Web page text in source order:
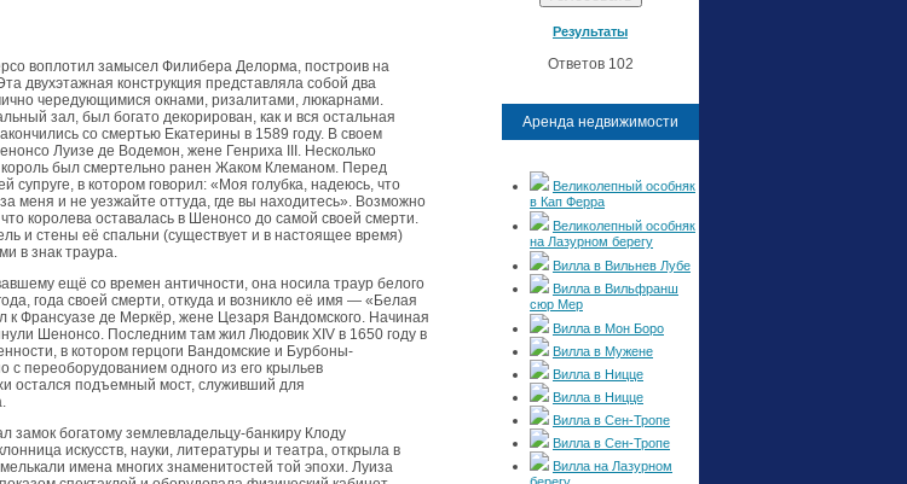
воплотил замысел Филибера Делорма, построив на
двухэтажная конструкция представляла собой два
чередующимися окнами, ризалитами, люкарнами.
зал, был богато декорирован, как и вся остальная
со смертью Екатерины в 1589 году. В своем
Луизе де Водемон, жене Генриха III. Несколько
король был смертельно ранен Жаком Клеманом. Перед
супруге, в котором говорил: «Моя голубка, надеюсь, что
меня и не уезжайте оттуда, где вы находитесь». Возможно
королева оставалась в Шенонсо до самой своей смерти.
и стены её спальни (существует и в настоящее время)
в знак траура.
ещё со времен античности, она носила траур белого
года своей смерти, откуда и возникло её имя — «Белая
к Франсуазе де Меркёр, жене Цезаря Вандомского. Начиная
Шенонсо. Последним там жил Людовик XIV в 1650 году в
в котором герцоги Вандомские и Бурбоны-
с переоборудованием одного из его крыльев
остался подъемный мост, служивший для
замок богатому землевладельцу-банкиру Клоду
искусств, науки, литературы и театра, открыла в
имена многих знаменитостей той эпохи. Луиза
Результаты
Ответов 102
Аренда недвижимости
Великолепный особняк
в Кап Ферра
Великолепный особняк
на Лазурном берегу
Вилла в Вильнев Лубе
Вилла в Вильфранш
сюр Мер
Вилла в Мон Боро
Вилла в Мужене
Вилла в Ницце
Вилла в Ницце
Вилла в Сен-Тропе
Вилла в Сен-Тропе
Вилла на Лазурном